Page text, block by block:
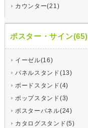
カウンター(21)
ポスター・サイン(65)
イーゼル(16)
パネルスタンド(13)
ボードスタンド(4)
ポップスタンド(3)
ポスターパネル(24)
カタログスタンド(5)